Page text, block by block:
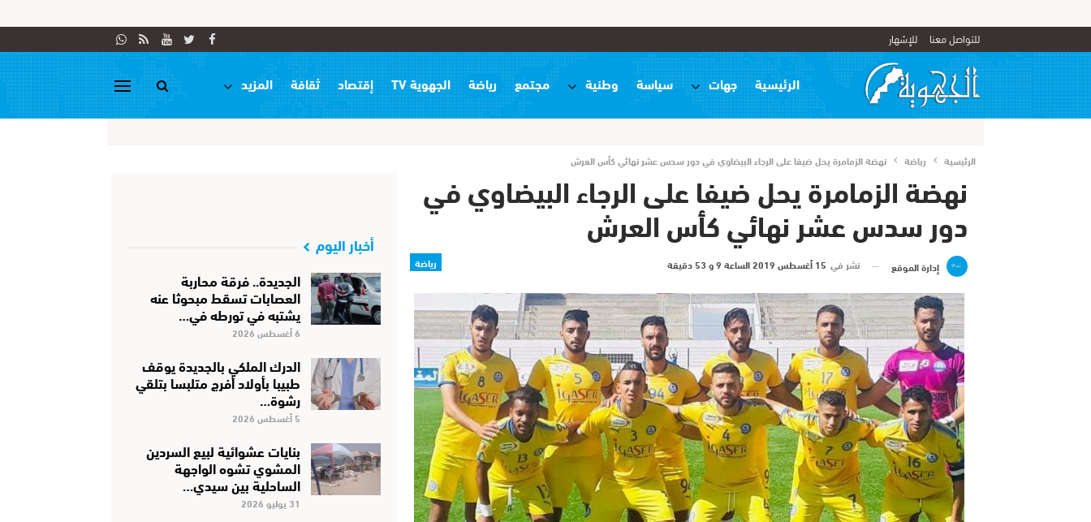
للتواصل معنا للإشهار
الرئيسية جهات سياسة وطنية مجتمع رياضة الجهوية TV إقتصاد ثقافة المزيد
الرئيسية رياضة نهضة الزمامرة يحل ضيفا على الرجاء البيضاوي في دور سدس عشر نهائي كأس العرش
نهضة الزمامرة يحل ضيفا على الرجاء البيضاوي في
دور سدس عشر نهائي كأس العرش
رياضة إدارة الموقع نشر في 15 أغسطس 2019 الساعة 9 و 53 دقيقة
أخبار اليوم
الجديدة.. فرقة محاربة
العصابات تسقط مبحوثا عنه
يشتبه في تورطه في…
6 أغسطس 2026
الدرك الملكي بالجديدة يوقف
طبيبا بأولاد أفرج متلبسا بتلقي
رشوة…
5 أغسطس 2026
بنايات عشوائية لبيع السردين
المشوي تشوه الواجهة
الساحلية بين سيدي…
31 يوليو 2026